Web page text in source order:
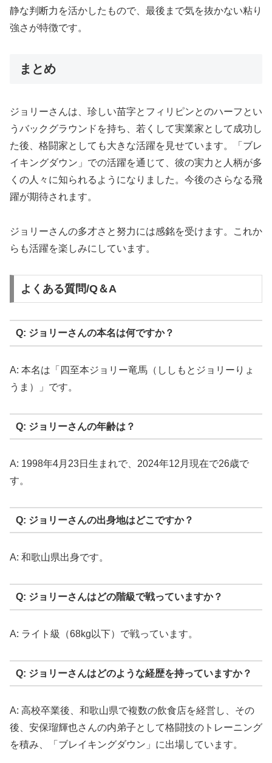
静な判断力を活かしたもので、最後まで気を抜かない粘り
強さが特徴です。
まとめ
ジョリーさんは、珍しい苗字とフィリピンとのハーフとい
うバックグラウンドを持ち、若くして実業家として成功し
た後、格闘家としても大きな活躍を見せています。「ブレ
イキングダウン」での活躍を通じて、彼の実力と人柄が多
くの人々に知られるようになりました。今後のさらなる飛
躍が期待されます。
ジョリーさんの多才さと努力には感銘を受けます。これか
らも活躍を楽しみにしています。
よくある質問/Q＆A
Q: ジョリーさんの本名は何ですか？
A: 本名は「四至本ジョリー竜馬（ししもとジョリーりょ
うま）」です。
Q: ジョリーさんの年齢は？
A: 1998年4月23日生まれで、2024年12月現在で26歳で
す。
Q: ジョリーさんの出身地はどこですか？
A: 和歌山県出身です。
Q: ジョリーさんはどの階級で戦っていますか？
A: ライト級（68kg以下）で戦っています。
Q: ジョリーさんはどのような経歴を持っていますか？
A: 高校卒業後、和歌山県で複数の飲食店を経営し、その
後、安保瑠輝也さんの内弟子として格闘技のトレーニング
を積み、「ブレイキングダウン」に出場しています。